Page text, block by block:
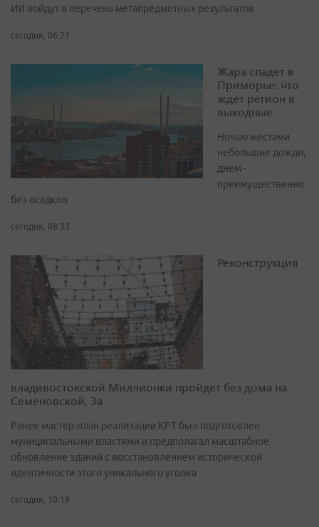
ИИ войдут в перечень метапредметных результатов
сегодня, 06:21
Жара спадет в
Приморье: что
ждет регион в
выходные
Ночью местами
небольшие дожди,
днем -
преимущественно
без осадков
сегодня, 08:33
Реконструкция
владивостокской Миллионки пройдет без дома на
Семеновской, 3а
Ранее мастер-план реализации КРТ был подготовлен
муниципальными властями и предполагал масштабное
обновление зданий с восстановлением исторической
идентичности этого уникального уголка
сегодня, 10:19